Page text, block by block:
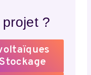
?